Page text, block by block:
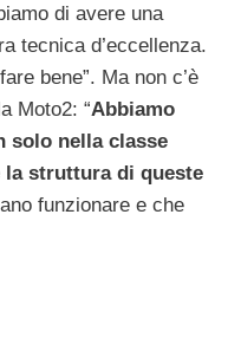
di avere una
tecnica d’eccellenza.
bene”. Ma non c’è
Moto2: “Abbiamo
solo nella classe
la struttura di queste
funzionare e che